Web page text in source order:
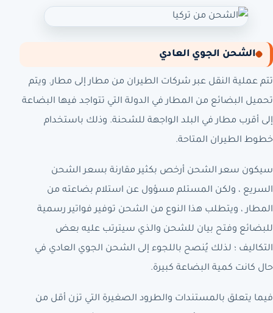
الشحن الجوي العادي
تتم عملية النقل عبر شركات الطيران من مطار إلى مطار. ويتم
تحميل البضائع من المطار في الدولة التي تتواجد فيها البضاعة
إلى أقرب مطار في البلد الواجهة للشحنة. وذلك باستخدام
خطوط الطيران المتاحة.
سيكون سعر الشحن أرخص بكثير مقارنة بسعر الشحن
السريع ، ولكن المستلم مسؤول عن استلام بضاعته من
المطار ، ويتطلب هذا النوع من الشحن توفير فواتير رسمية
للبضائع وفتح بيان للشحن والذي سيترتب عليه بعض
التكاليف ؛ لذلك يُنصح باللجوء إلى الشحن الجوي العادي في
حال كانت كمية البضاعة كبيرة.
فيما يتعلق بالمستندات والطرود الصغيرة التي تزن أقل من